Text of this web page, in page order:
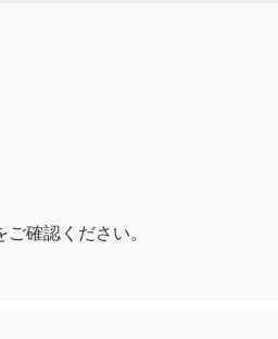
確認ください。